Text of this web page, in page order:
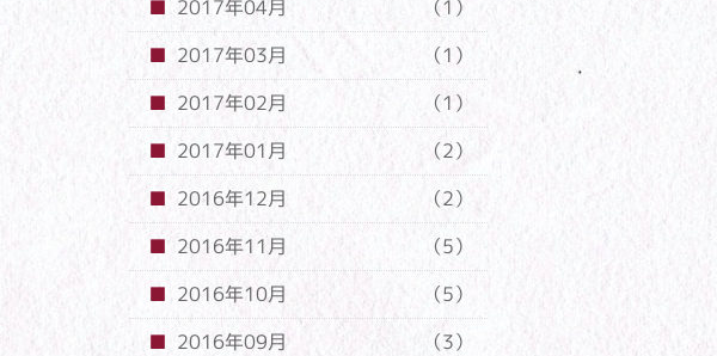
2017年04月
（1）
2017年03月
（1）
2017年02月
（1）
2017年01月
（2）
2016年12月
（2）
2016年11月
（5）
2016年10月
（5）
2016年09月
（3）